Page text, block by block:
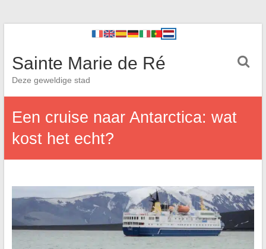
Sainte Marie de Ré
Deze geweldige stad
Een cruise naar Antarctica: wat
kost het echt?